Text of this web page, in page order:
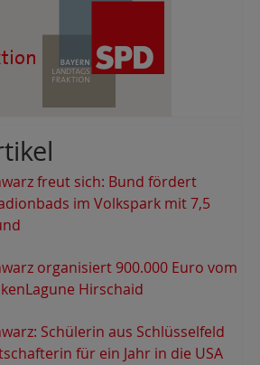
freut sich: Bund fördert
im Volkspark mit 7,5
organisiert 900.000 Euro vom
Hirschaid
Schülerin aus Schlüsselfeld
für ein Jahr in die USA